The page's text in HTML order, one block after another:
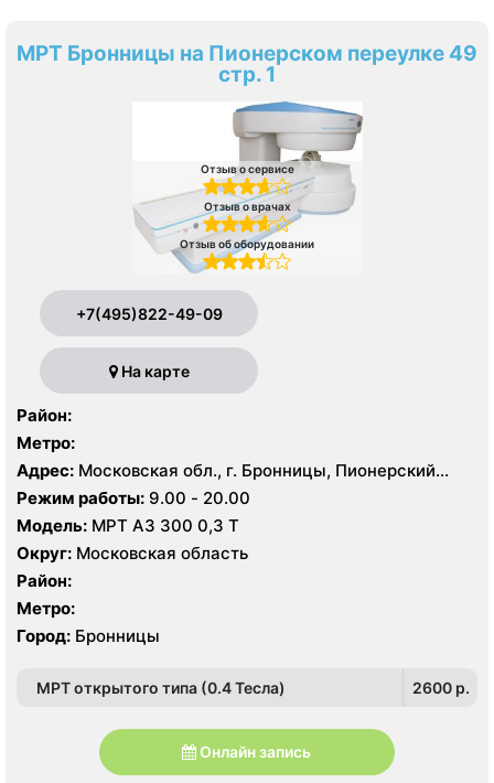
МРТ Бронницы на Пионерском переулке 49
стр. 1
Отзыв о сервисе
Отзыв о врачах
Отзыв об оборудовании
+7(495)822-49-09
На карте
Район:
Метро:
Адрес: Московская обл., г. Бронницы, Пионерский
пер., 49, стр. 1
Режим работы: 9.00 - 20.00
Модель: МРТ АЗ 300 0,3 Т
Округ: Московская область
Район:
Метро:
Город: Бронницы
МРТ открытого типа (0.4 Тесла) 2600 p.
Онлайн запись